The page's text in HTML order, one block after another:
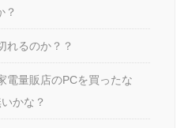
？
れるのか？？
電量販店のPCを買ったな
かな？